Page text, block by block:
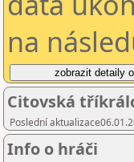
na
Citovská
Poslední
Info o hráči